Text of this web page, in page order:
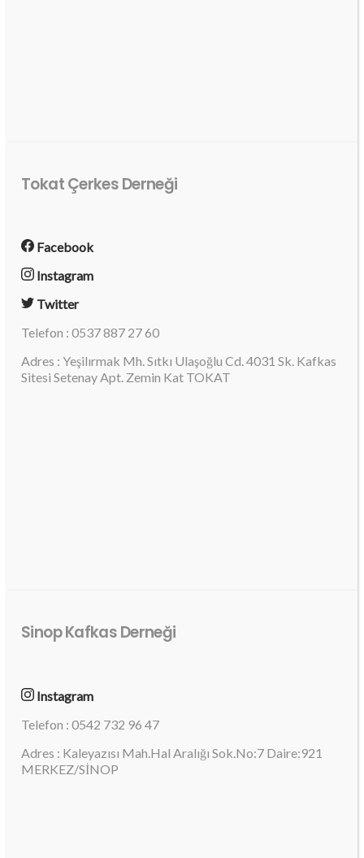
Tokat Çerkes Derneği
Facebook
Instagram
Twitter
Telefon : 0537 887 27 60
Adres : Yeşilırmak Mh. Sıtkı Ulaşoğlu Cd. 4031 Sk. Kafkas
Sitesi Setenay Apt. Zemin Kat TOKAT
Sinop Kafkas Derneği
Instagram
Telefon : 0542 732 96 47
Adres : Kaleyazısı Mah.Hal Aralığı Sok.No:7 Daire:921
MERKEZ/SİNOP